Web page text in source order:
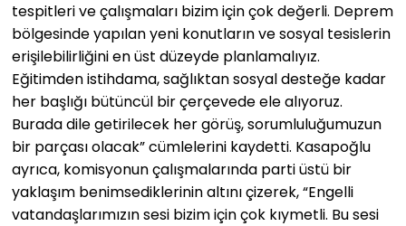
tespitleri ve çalışmaları bizim için çok değerli. Deprem
bölgesinde yapılan yeni konutların ve sosyal tesislerin
erişilebilirliğini en üst düzeyde planlamalıyız.
Eğitimden istihdama, sağlıktan sosyal desteğe kadar
her başlığı bütüncül bir çerçevede ele alıyoruz.
Burada dile getirilecek her görüş, sorumluluğumuzun
bir parçası olacak” cümlelerini kaydetti. Kasapoğlu
ayrıca, komisyonun çalışmalarında parti üstü bir
yaklaşım benimsediklerinin altını çizerek, “Engelli
vatandaşlarımızın sesi bizim için çok kıymetli. Bu sesi